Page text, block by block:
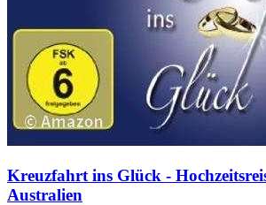
Kreuzfahrt ins Glück -
Australien